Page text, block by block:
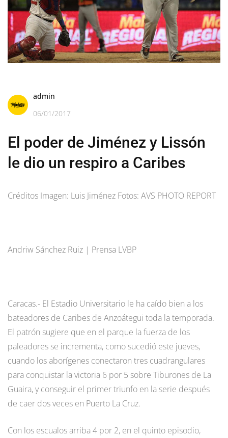
admin
06/01/2017
El poder de Jiménez y Lissón
le dio un respiro a Caribes
Créditos Imagen: Luis Jiménez Fotos: AVS PHOTO REPORT
Andriw Sánchez Ruiz | Prensa LVBP
Caracas.- El Estadio Universitario le ha caído bien a los
bateadores de Caribes de Anzoátegui toda la temporada.
El patrón sugiere que en el parque la fuerza de los
paleadores se incrementa, como sucedió este jueves,
cuando los aborígenes conectaron tres cuadrangulares
para conquistar la victoria 6 por 5 sobre Tiburones de La
Guaira, y conseguir el primer triunfo en la serie después
de caer dos veces en Puerto La Cruz.
Con los escualos arriba 4 por 2, en el quinto episodio,